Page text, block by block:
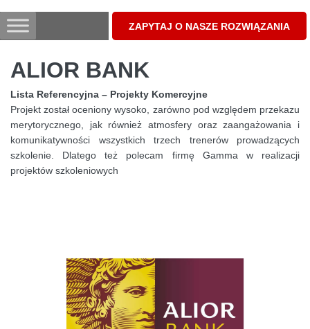
ZAPYTAJ O NASZE ROZWIĄZANIA
ALIOR BANK
Lista Referencyjna – Projekty Komercyjne
Projekt został oceniony wysoko, zarówno pod względem przekazu
merytorycznego, jak również atmosfery oraz zaangażowania i
komunikatywności wszystkich trzech trenerów prowadzących
szkolenie. Dlatego też polecam firmę Gamma w realizacji
projektów szkoleniowych